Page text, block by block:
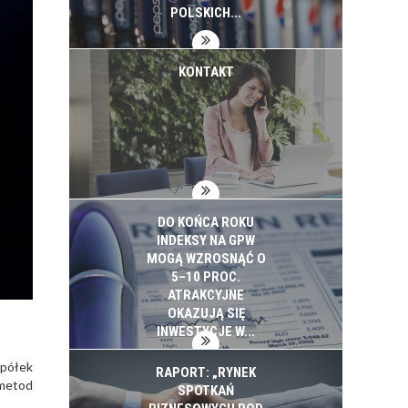
INWESTYCJE
POLSKICH...
KONTAKT
DO KOŃCA ROKU
INDEKSY NA GPW
MOGĄ WZROSNĄĆ O
5–10 PROC.
ATRAKCYJNE
OKAZUJĄ SIĘ
INWESTYCJE W...
RAPORT: „RYNEK
SPOTKAŃ